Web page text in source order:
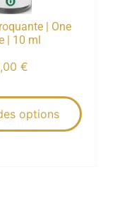
| One
| 10 ml
€
options